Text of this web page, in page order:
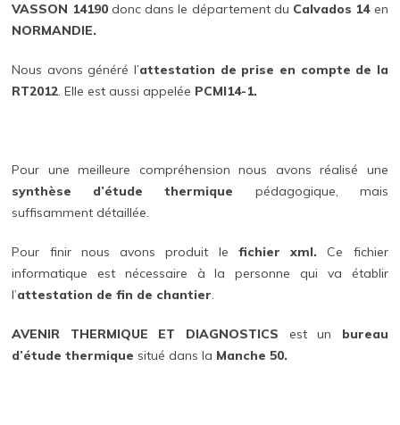
VASSON 14190 donc dans le département du Calvados 14 en
NORMANDIE.
Nous avons généré l’attestation de prise en compte de la
RT2012. Elle est aussi appelée PCMI14-1.
Pour une meilleure compréhension nous avons réalisé une
synthèse d’étude thermique pédagogique, mais
suffisamment détaillée.
Pour finir nous avons produit le fichier xml. Ce fichier
informatique est nécessaire à la personne qui va établir
l’attestation de fin de chantier.
AVENIR THERMIQUE ET DIAGNOSTICS est un bureau
d’étude thermique situé dans la Manche 50.